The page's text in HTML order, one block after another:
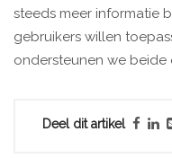
steeds meer informatie
gebruikers willen
ondersteunen we beide
Deel dit artikel